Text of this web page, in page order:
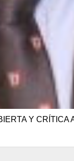
Y CRÍTICA